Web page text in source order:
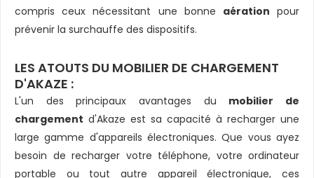
compris ceux nécessitant une bonne aération pour
prévenir la surchauffe des dispositifs.
LES ATOUTS DU MOBILIER DE CHARGEMENT
D'AKAZE :
L'un des principaux avantages du mobilier de
chargement d'Akaze est sa capacité à recharger une
large gamme d'appareils électroniques. Que vous ayez
besoin de recharger votre téléphone, votre ordinateur
portable ou tout autre appareil électronique, ces